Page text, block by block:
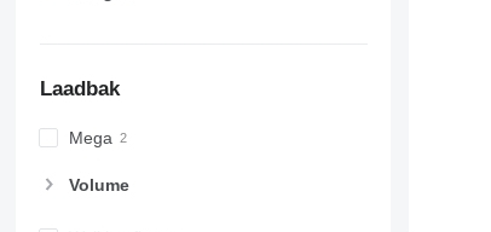
Laadbak
Mega
Volume